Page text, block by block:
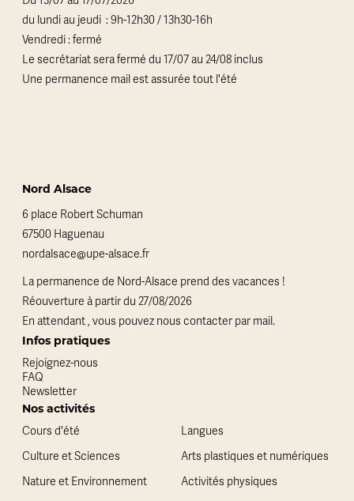
du lundi au jeudi : 9h-12h30 / 13h30-16h
Vendredi : fermé
Le secrétariat sera fermé du 17/07 au 24/08 inclus
Une permanence mail est assurée tout l'été
Nord Alsace
6 place Robert Schuman
67500 Haguenau
nordalsace@upe-alsace.fr
La permanence de Nord-Alsace prend des vacances !
Réouverture à partir du 27/08/2026
En attendant , vous pouvez nous contacter par mail.
Infos pratiques
Rejoignez-nous
FAQ
Newsletter
Nos activités
Cours d'été
Langues
Culture et Sciences
Arts plastiques et numériques
Nature et Environnement
Activités physiques